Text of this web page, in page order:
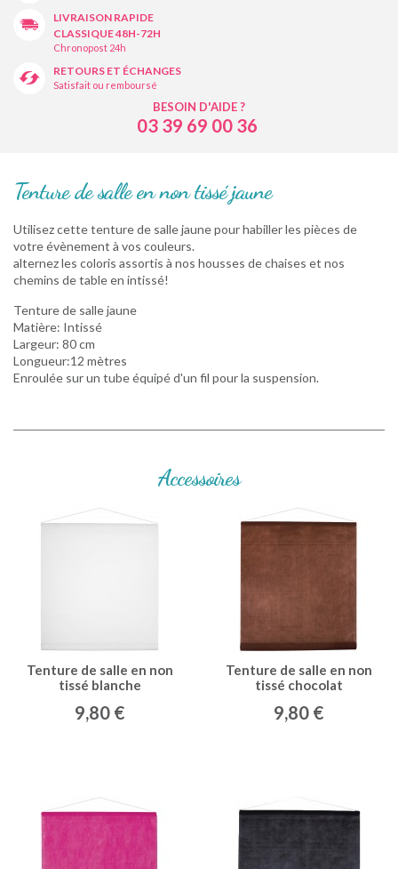
LIVRAISON RAPIDE
CLASSIQUE 48H-72H
Chronopost 24h
RETOURS ET ÉCHANGES
Satisfait ou remboursé
BESOIN D'AIDE ?
03 39 69 00 36
Tenture de salle en non tissé jaune
Utilisez cette tenture de salle jaune pour habiller les pièces de
votre évènement à vos couleurs.
alternez les coloris assortis à nos housses de chaises et nos
chemins de table en intissé!
Tenture de salle jaune
Matière: Intissé
Largeur: 80 cm
Longueur:12 mètres
Enroulée sur un tube équipé d'un fil pour la suspension.
Accessoires
Tenture de salle en non
tissé blanche
9,80 €
Tenture de salle en non
tissé chocolat
9,80 €